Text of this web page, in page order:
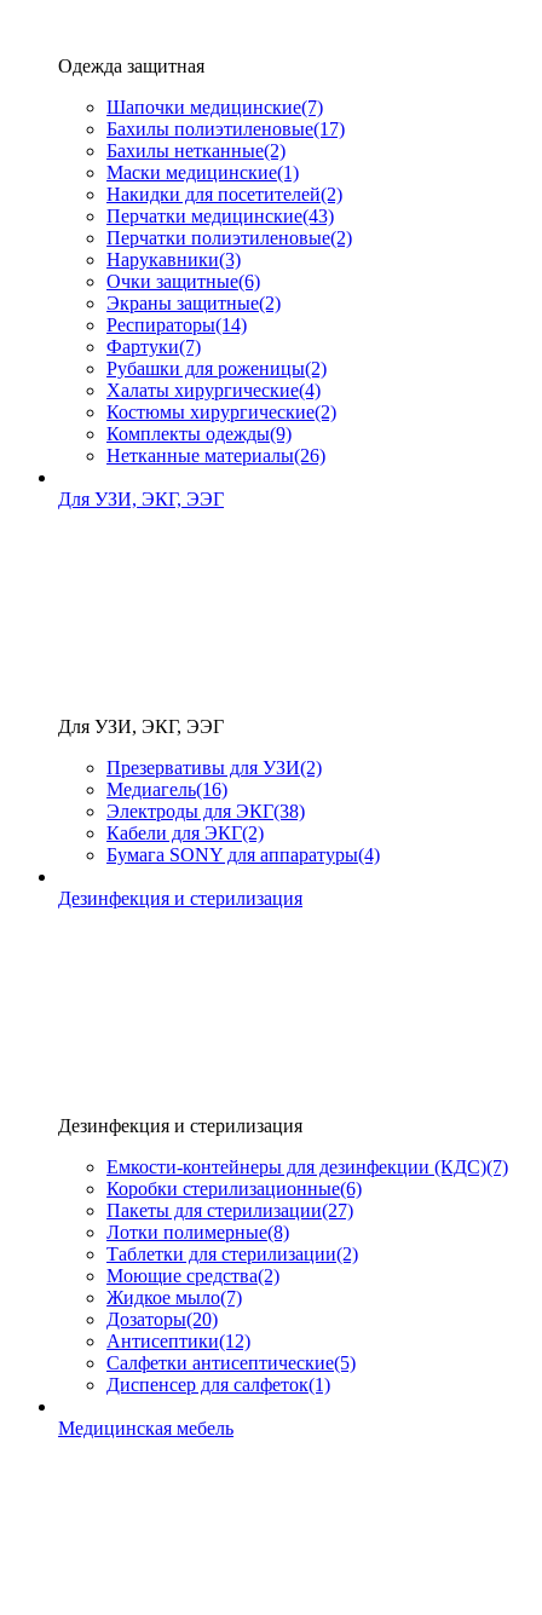
Одежда защитная
Шапочки медицинские(7)
Бахилы полиэтиленовые(17)
Бахилы нетканные(2)
Маски медицинские(1)
Накидки для посетителей(2)
Перчатки медицинские(43)
Перчатки полиэтиленовые(2)
Нарукавники(3)
Очки защитные(6)
Экраны защитные(2)
Рeспираторы(14)
Фартуки(7)
Рубашки для роженицы(2)
Халаты хирургические(4)
Костюмы хирургические(2)
Комплекты одежды(9)
Нетканные материалы(26)
Для УЗИ, ЭКГ, ЭЭГ
Для УЗИ, ЭКГ, ЭЭГ
Презервативы для УЗИ(2)
Медиагель(16)
Электроды для ЭКГ(38)
Кабели для ЭКГ(2)
Бумага SONY для аппаратуры(4)
Дезинфекция и стерилизация
Дезинфекция и стерилизация
Емкости-контейнеры для дезинфекции (КДС)(7)
Коробки стерилизационные(6)
Пакеты для стерилизации(27)
Лотки полимерные(8)
Таблетки для стерилизации(2)
Моющие средства(2)
Жидкое мыло(7)
Дозаторы(20)
Антисептики(12)
Салфетки антисептические(5)
Диспенсер для салфеток(1)
Медицинская мебель